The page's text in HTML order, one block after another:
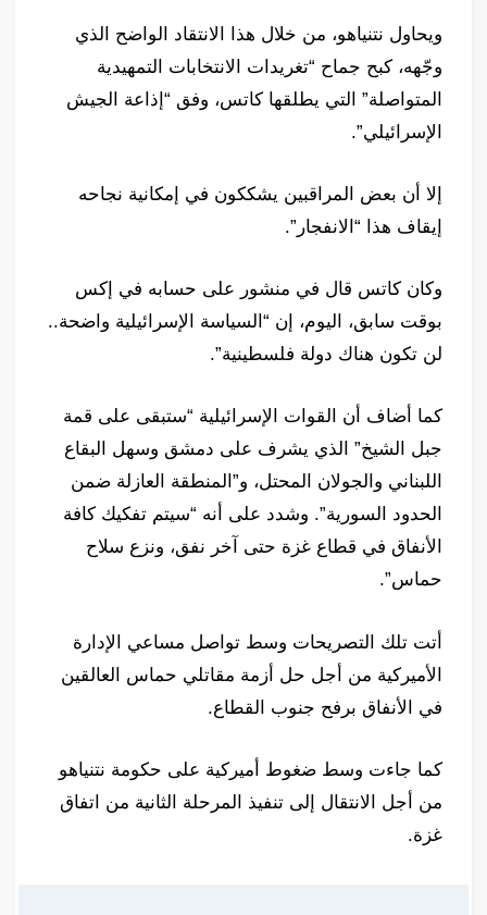
ويحاول نتنياهو، من خلال هذا الانتقاد الواضح الذي
وجّهه، كبح جماح “تغريدات الانتخابات التمهيدية
المتواصلة” التي يطلقها كاتس، وفق “إذاعة الجيش
الإسرائيلي”.
إلا أن بعض المراقبين يشككون في إمكانية نجاحه
إيقاف هذا “الانفجار”.
وكان كاتس قال في منشور على حسابه في إكس
بوقت سابق، اليوم، إن “السياسة الإسرائيلية واضحة..
لن تكون هناك دولة فلسطينية”.
كما أضاف أن القوات الإسرائيلية “ستبقى على قمة
جبل الشيخ” الذي يشرف على دمشق وسهل البقاع
اللبناني والجولان المحتل، و”المنطقة العازلة ضمن
الحدود السورية”. وشدد على أنه “سيتم تفكيك كافة
الأنفاق في قطاع غزة حتى آخر نفق، ونزع سلاح
حماس”.
أتت تلك التصريحات وسط تواصل مساعي الإدارة
الأميركية من أجل حل أزمة مقاتلي حماس العالقين
في الأنفاق برفح جنوب القطاع.
كما جاءت وسط ضغوط أميركية على حكومة نتنياهو
من أجل الانتقال إلى تنفيذ المرحلة الثانية من اتفاق
غزة.